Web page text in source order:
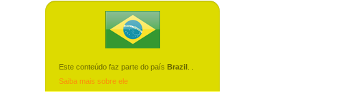
Este conteúdo faz parte do país Brazil
Saiba mais sobre ele